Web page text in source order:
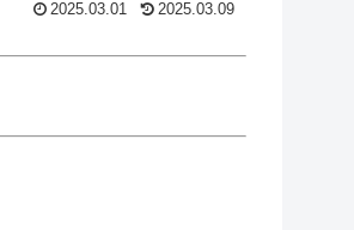
2025.03.01 2025.03.09